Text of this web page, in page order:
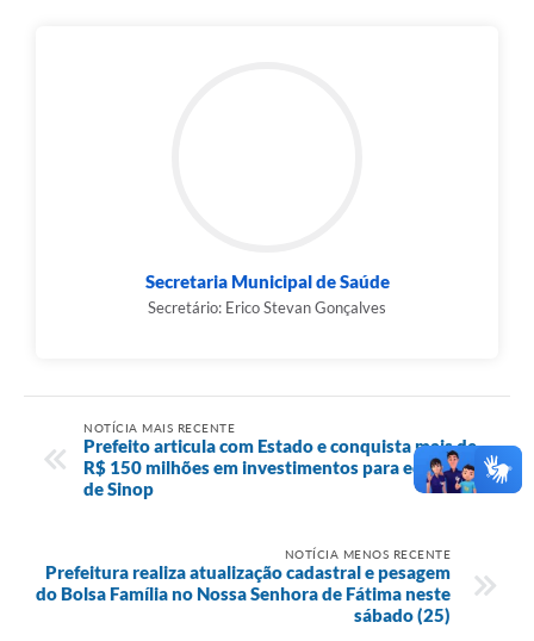
Secretaria Municipal de Saúde
Secretário: Erico Stevan Gonçalves
NOTÍCIA MAIS RECENTE
Prefeito articula com Estado e conquista mais de
R$ 150 milhões em investimentos para educação
de Sinop
NOTÍCIA MENOS RECENTE
Prefeitura realiza atualização cadastral e pesagem
do Bolsa Família no Nossa Senhora de Fátima neste
sábado (25)